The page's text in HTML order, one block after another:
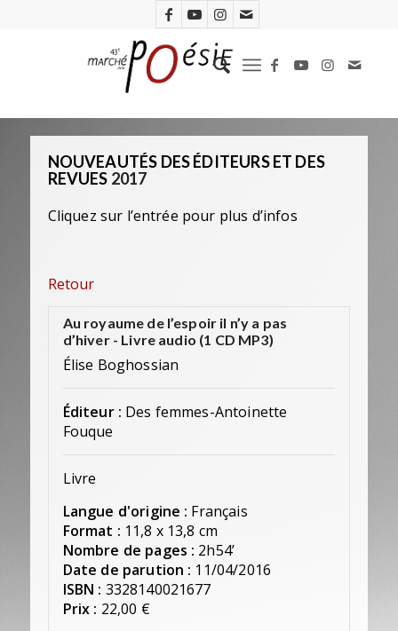
NOUVEAUTÉS DES ÉDITEURS ET DES
REVUES 2017
Cliquez sur l’entrée pour plus d’infos
Retour
Au royaume de l’espoir il n’y a pas
d’hiver - Livre audio (1 CD MP3)
Élise Boghossian
Éditeur : Des femmes-Antoinette
Fouque
Livre
Langue d'origine : Français
Format : 11,8 x 13,8 cm
Nombre de pages : 2h54’
Date de parution : 11/04/2016
ISBN : 3328140021677
Prix : 22,00 €